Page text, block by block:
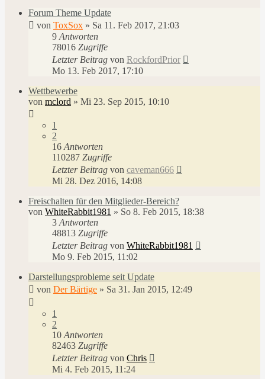
Forum Theme Update
von ToxSox » Sa 11. Feb 2017, 21:03
9 Antworten
78016 Zugriffe
Letzter Beitrag von RockfordPrior
Mo 13. Feb 2017, 17:10
Wettbewerbe
von mclord » Mi 23. Sep 2015, 10:10
1
2
16 Antworten
110287 Zugriffe
Letzter Beitrag von caveman666
Mi 28. Dez 2016, 14:08
Freischalten für den Mitglieder-Bereich?
von WhiteRabbit1981 » So 8. Feb 2015, 18:38
3 Antworten
48813 Zugriffe
Letzter Beitrag von WhiteRabbit1981
Mo 9. Feb 2015, 11:02
Darstellungsprobleme seit Update
von Der Bärtige » Sa 31. Jan 2015, 12:49
1
2
10 Antworten
82463 Zugriffe
Letzter Beitrag von Chris
Mi 4. Feb 2015, 11:24